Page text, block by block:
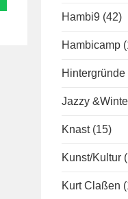
Hambi9 (42)
Hambicamp
Hintergründe
Jazzy
Knast (15)
Kunst/Kultur
Kurt Claßen